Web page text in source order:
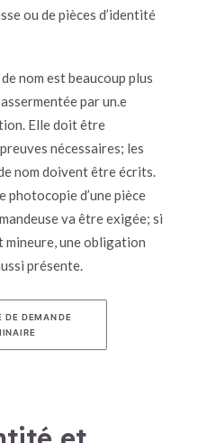
ou de pièces d’identité
nom est beaucoup plus
par un.e
Elle doit être
nécessaires; les
nom doivent être écrits.
photocopie d’une pièce
va être exigée; si
mineure, une obligation
présente.
DE DEMANDE